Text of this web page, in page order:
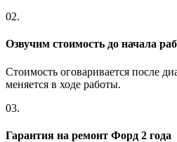
02.
Озвучим стоимость до начала
Стоимость оговаривается после
меняется в ходе работы.
03.
Гарантия на ремонт Форд 2 года